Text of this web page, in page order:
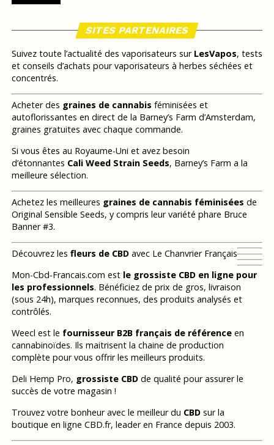
SITES PARTENAIRES
Suivez toute l’actualité des vaporisateurs sur LesVapos, tests
et conseils d’achats pour vaporisateurs à herbes séchées et
concentrés.
Acheter des graines de cannabis féminisées et
autoflorissantes en direct de la Barney’s Farm d’Amsterdam,
graines gratuites avec chaque commande.
Si vous êtes au Royaume-Uni et avez besoin
d’étonnantes Cali Weed Strain Seeds, Barney’s Farm a la
meilleure sélection.
Achetez les meilleures graines de cannabis féminisées de
Original Sensible Seeds, y compris leur variété phare Bruce
Banner #3.
Découvrez les fleurs de CBDavec Le Chanvrier Français
Mon-Cbd-Francais.com est le grossiste CBD en ligne pour
les professionnels. Bénéficiez de prix de gros, livraison
(sous 24h), marques reconnues, des produits analysés et
contrôlés.
Weecl est le fournisseur B2B français de référenceen
cannabinoïdes. Ils maitrisent la chaine de production
complète pour vous offrir les meilleurs produits.
Deli Hemp Pro, grossiste CBDde qualité pour assurer le
succès de votre magasin !
Trouvez votre bonheur avec le meilleur du CBDsur la
boutique en ligne CBD.fr, leader en France depuis 2003.